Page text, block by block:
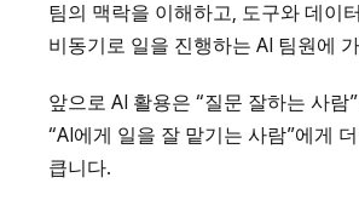
팀의 맥락을 이해하고, 도구와 데이
비동기로 일을 진행하는 AI 팀원에
앞으로 AI 활용은 “질문 잘하는 사람
“AI에게 일을 잘 맡기는 사람”에게
큽니다.